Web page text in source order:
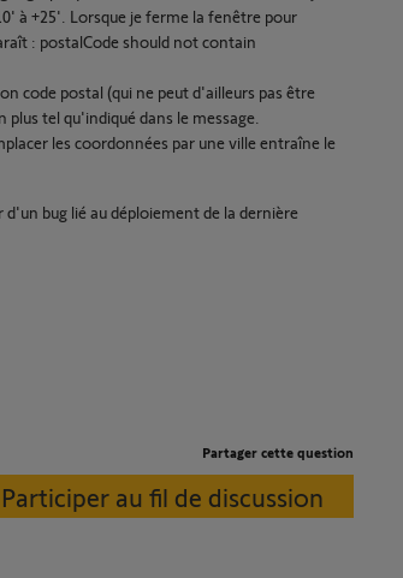
à +25'. Lorsque je ferme la fenêtre pour
: postalCode should not contain
code postal (qui ne peut d'ailleurs pas être
tel qu'indiqué dans le message.
les coordonnées par une ville entraîne le
bug lié au déploiement de la dernière
Partager cette question
Participer au fil de discussion